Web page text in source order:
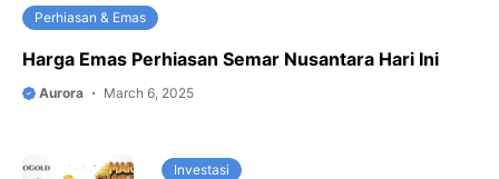
Perhiasan & Emas
Harga Emas Perhiasan Semar Nusantara Hari Ini
Aurora March 6, 2025
Investasi